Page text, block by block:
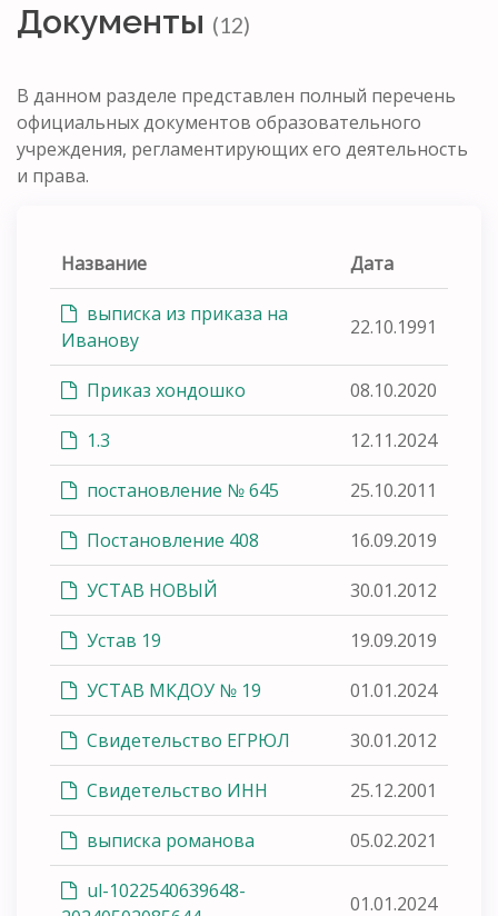
Документы (12)
В данном разделе представлен полный перечень
официальных документов образовательного
учреждения, регламентирующих его деятельность
и права.
Название Дата
выписка из приказа на
Иванову
22.10.1991
Приказ хондошко 08.10.2020
1.3 12.11.2024
постановление № 645 25.10.2011
Постановление 408 16.09.2019
УСТАВ НОВЫЙ 30.01.2012
Устав 19 19.09.2019
УСТАВ МКДОУ № 19 01.01.2024
Свидетельство ЕГРЮЛ 30.01.2012
Свидетельство ИНН 25.12.2001
выписка романова 05.02.2021
ul-1022540639648-
01.01.2024